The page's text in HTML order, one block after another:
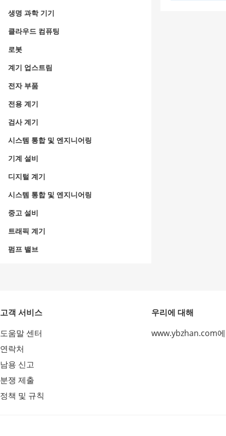
생명 과학 기기
클라우드 컴퓨팅
로봇
계기 업스트림
전자 부품
전용 계기
검사 계기
시스템 통합 및 엔지니어링
기계 설비
디지털 계기
시스템 통합 및 엔지니어링
중고 설비
트래픽 계기
펌프 밸브
고객 서비스
도움말 센터
연락처
남용 신고
분쟁 제출
정책 및 규칙
우리에 대해
www.ybzhan.com